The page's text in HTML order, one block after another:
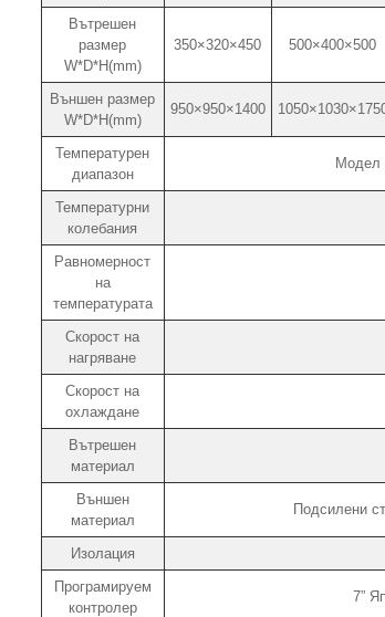
Вътрешен
размер
W*D*H(mm)
350×320×450 500×400×500
Външен размер
W*D*H(mm)
950×950×1400
Температурен
диапазон
Модел
Температурни
колебания
Равномерност
на
температурата
Скорост на
нагряване
Скорост на
охлаждане
Вътрешен
материал
Външен
материал
Подсилени
Изолация
Програмируем
контролер
7”